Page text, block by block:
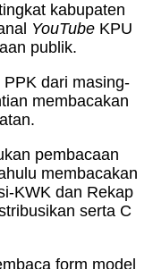
kabupaten
YouTube KPU
publik.
dari masing-
membacakan
pembacaan
membacakan
KWK dan Rekap
serta C
form model